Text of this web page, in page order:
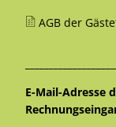
AGB der
E-Mail-Adresse